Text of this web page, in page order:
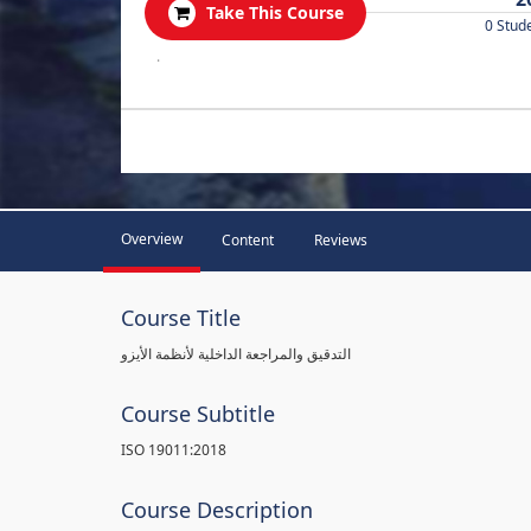
Take This Course
0
.
Overview Content Reviews
Course Title
التدقيق والمراجعة الداخلية لأنظمة الأيزو
Course Subtitle
ISO 19011:2018
Course Description